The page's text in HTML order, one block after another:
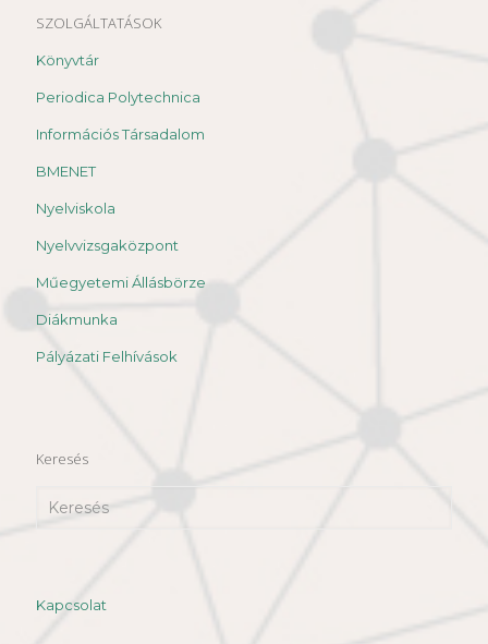
SZOLGÁLTATÁSOK
Könyvtár
Periodica Polytechnica
Információs Társadalom
BMENET
Nyelviskola
Nyelvvizsgaközpont
Műegyetemi Állásbörze
Diákmunka
Pályázati Felhívások
Keresés
Kapcsolat